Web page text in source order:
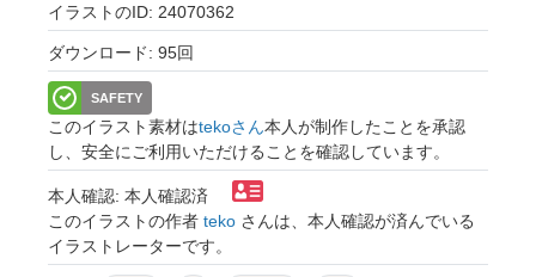
イラストのID: 24070362
ダウンロード: 95回
SAFETY
このイラスト素材はtekoさん本人が制作したことを承認
し、安全にご利用いただけることを確認しています。
本人確認: 本人確認済
このイラストの作者 teko さんは、本人確認が済んでいる
イラストレーターです。